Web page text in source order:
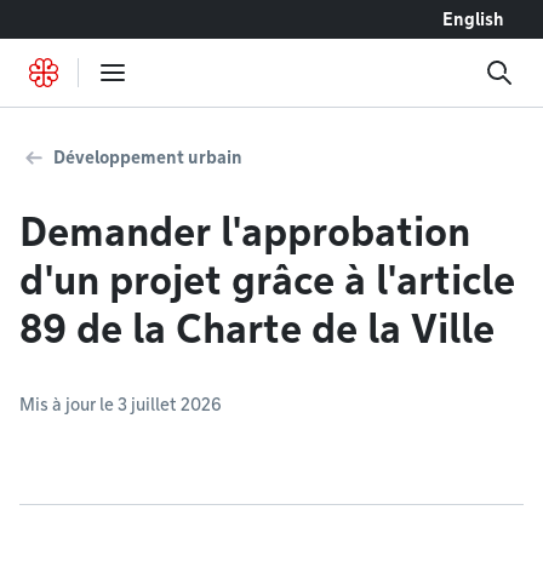
English
Développement urbain
Demander l'approbation
d'un projet grâce à l'article
89 de la Charte de la Ville
Mis à jour le 3 juillet 2026